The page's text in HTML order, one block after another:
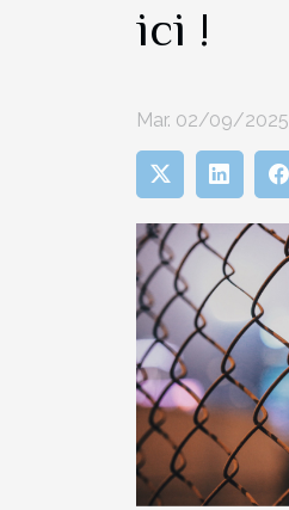
ici !
Mar. 02/09/2025